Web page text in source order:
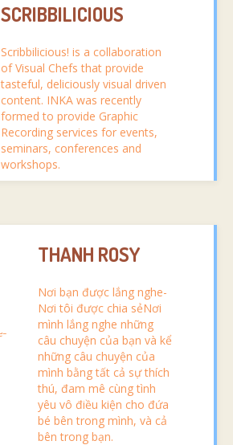
SCRIBBILICIOUS
Scribbilicious! is a collaboration
of Visual Chefs that provide
tasteful, deliciously visual driven
content. INKA was recently
formed to provide Graphic
Recording services for events,
seminars, conferences and
workshops.
THANH ROSY
Nơi bạn được lắng nghe-
Nơi tôi được chia sẻNơi
mình lắng nghe những
câu chuyện của bạn và kể
những câu chuyện của
mình bằng tất cả sự thích
thú, đam mê cùng tình
yêu vô điều kiện cho đứa
bé bên trong mình, và cả
bên trong bạn.